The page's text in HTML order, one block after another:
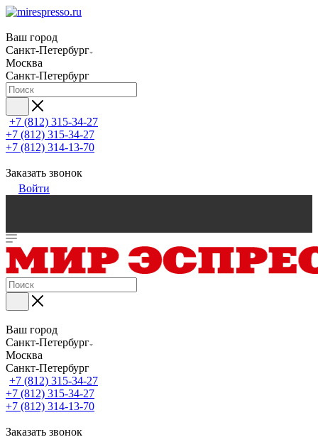
Ваш город
Санкт-Петербург
Москва
Санкт-Петербург
+7 (812) 315-34-27
+7 (812) 315-34-27
+7 (812) 314-13-70
Заказать звонок
Войти
Ваш город
Санкт-Петербург
Москва
Санкт-Петербург
+7 (812) 315-34-27
+7 (812) 315-34-27
+7 (812) 314-13-70
Заказать звонок